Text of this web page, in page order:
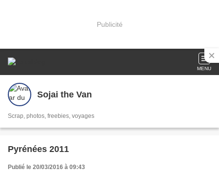
Publicité
MENU
Sojai the Van
Scrap, photos, freebies, voyages
Pyrénées 2011
Publié le 20/03/2016 à 09:43